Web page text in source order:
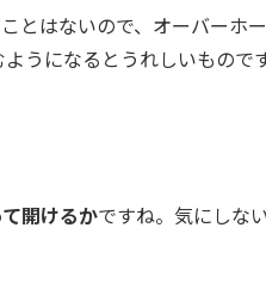
とはないので、オーバーホ
うになるとうれしいもので
開けるかですね。気にしな